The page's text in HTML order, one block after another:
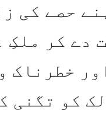
حصے کی
دے کر ملکِ
خطرناک
کو تگنی